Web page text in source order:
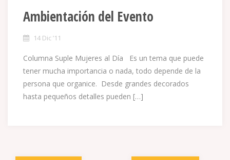
Ambientación del Evento
14 Dic ’11
Columna Suple Mujeres al Día Es un tema que puede
tener mucha importancia o nada, todo depende de la
persona que organice. Desde grandes decorados
hasta pequeños detalles pueden […]